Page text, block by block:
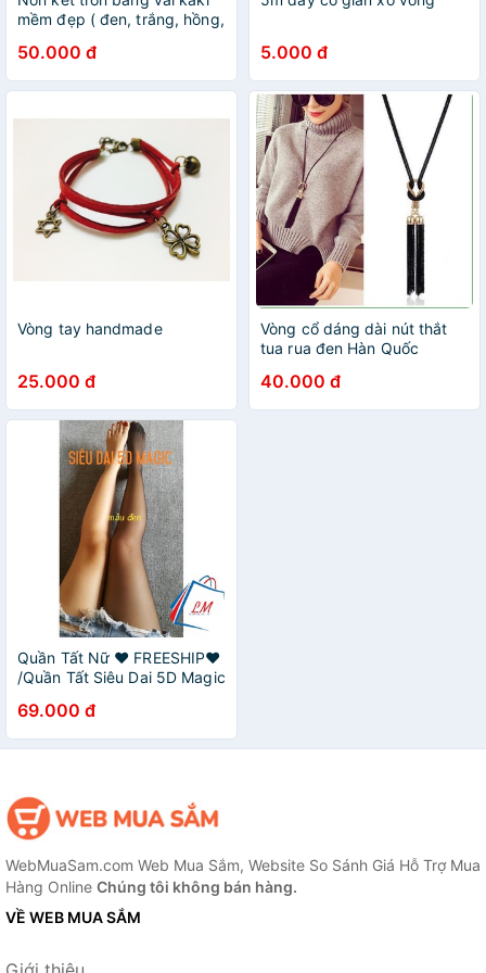
mềm đẹp ( đen, trắng, hồng,
50.000 đ 5.000 đ
Vòng tay handmade
25.000 đ
Vòng cổ dáng dài nút thắt
tua rua đen Hàn Quốc
40.000 đ
Quần Tất Nữ ♥️ FREESHIP♥️
/Quần Tất Siêu Dai 5D Magic
SPF25+
69.000 đ
WebMuaSam.com Web Mua Sắm, Website So Sánh Giá Hỗ Trợ Mua
Hàng Online Chúng tôi không bán hàng.
VỀ WEB MUA SẮM